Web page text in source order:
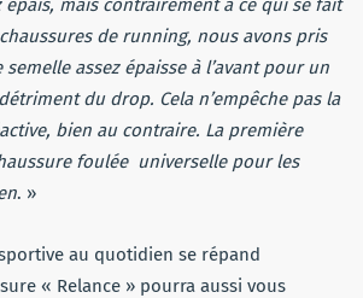
mais contrairement à ce qui se fait
de running, nous avons pris
assez épaisse à l’avant pour un
du drop. Cela n’empêche pas la
bien au contraire. La première
foulée universelle pour les
. »
au quotidien se répand
« Relance » pourra aussi vous